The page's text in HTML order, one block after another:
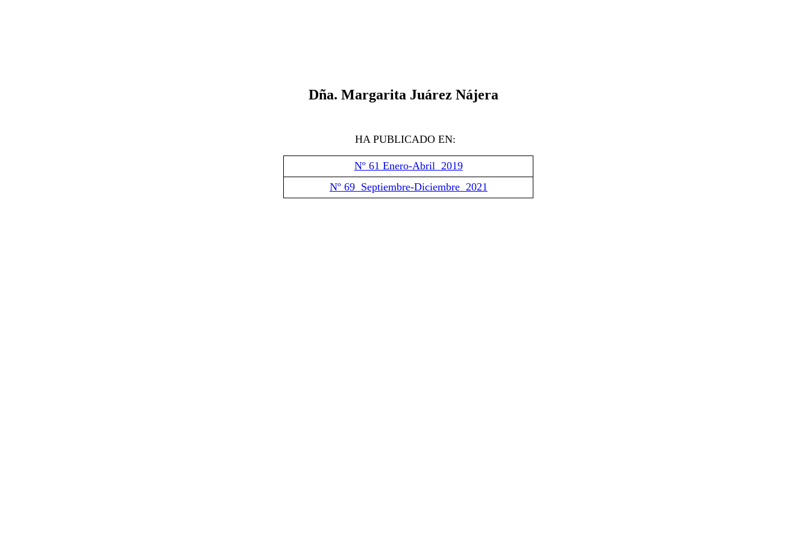
Dña. Margarita Juárez Nájera
HA PUBLICADO EN:
Nº 61 Enero-Abril 2019
Nº 69 Septiembre-Diciembre 2021